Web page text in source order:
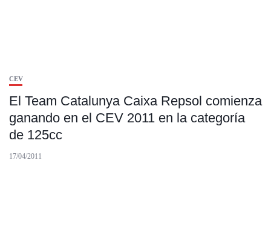
CEV
El Team Catalunya Caixa Repsol comienza
ganando en el CEV 2011 en la categoría
de 125cc
17/04/2011